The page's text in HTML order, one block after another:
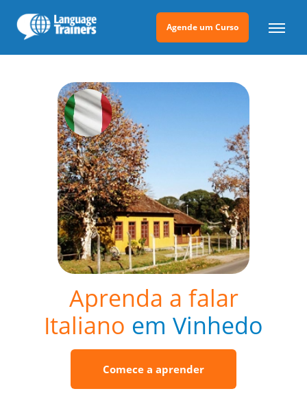
Agende um Curso
Aprenda a falar
Italiano em Vinhedo
Comece a aprender